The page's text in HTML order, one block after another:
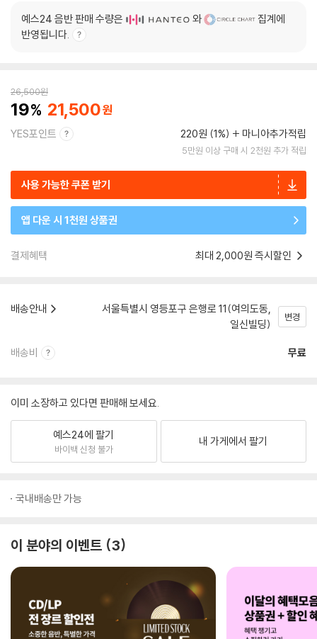
예스24 음반 판매 수량은 와
집계에
반영됩니다.
26,500원
19 21,500
YES포인트 220원 (1%) 마니아추가적립
5만원 이상 구매 시 2천원 추가 적립
사용 가능한 쿠폰 받기
앱 다운 시 1천원 상품권
결제혜택 최대 2,000원 즉시할인
배송안내
서울특별시 영등포구 은행로 11(여의도동,
일신빌딩)
변경
배송비 무료
이미 소장하고 있다면 판매해 보세요.
예스24에 팔기
바이백 신청 불가
내 가게에서 팔기
국내배송만 가능
이 분야의 이벤트 3